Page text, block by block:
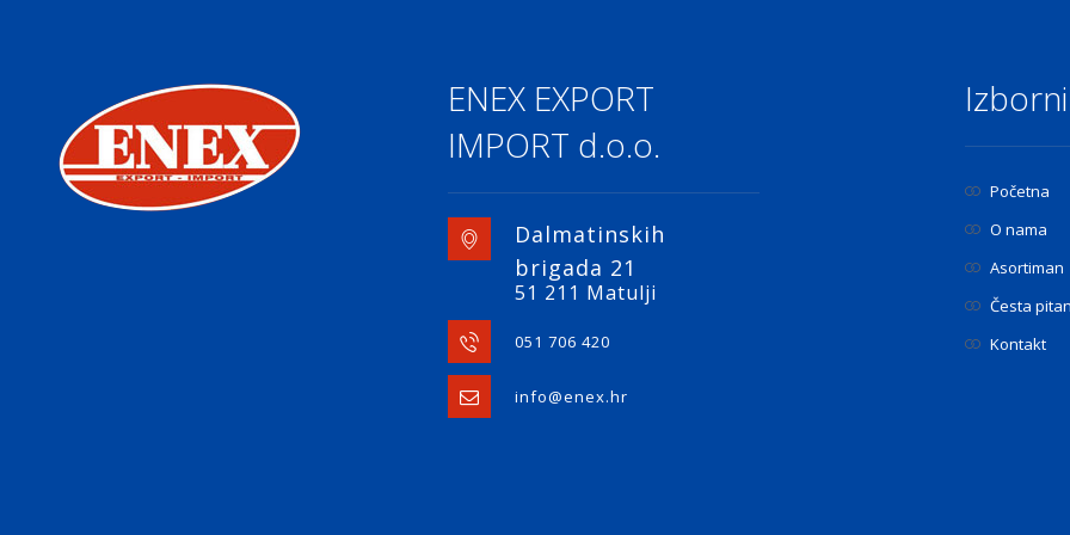
ENEX EXPORT
IMPORT d.o.o.
Dalmatinskih
brigada 21
51 211 Matulji
051 706 420
info@enex.hr
Početna
O nama
Asortiman
Česta
Kontakt